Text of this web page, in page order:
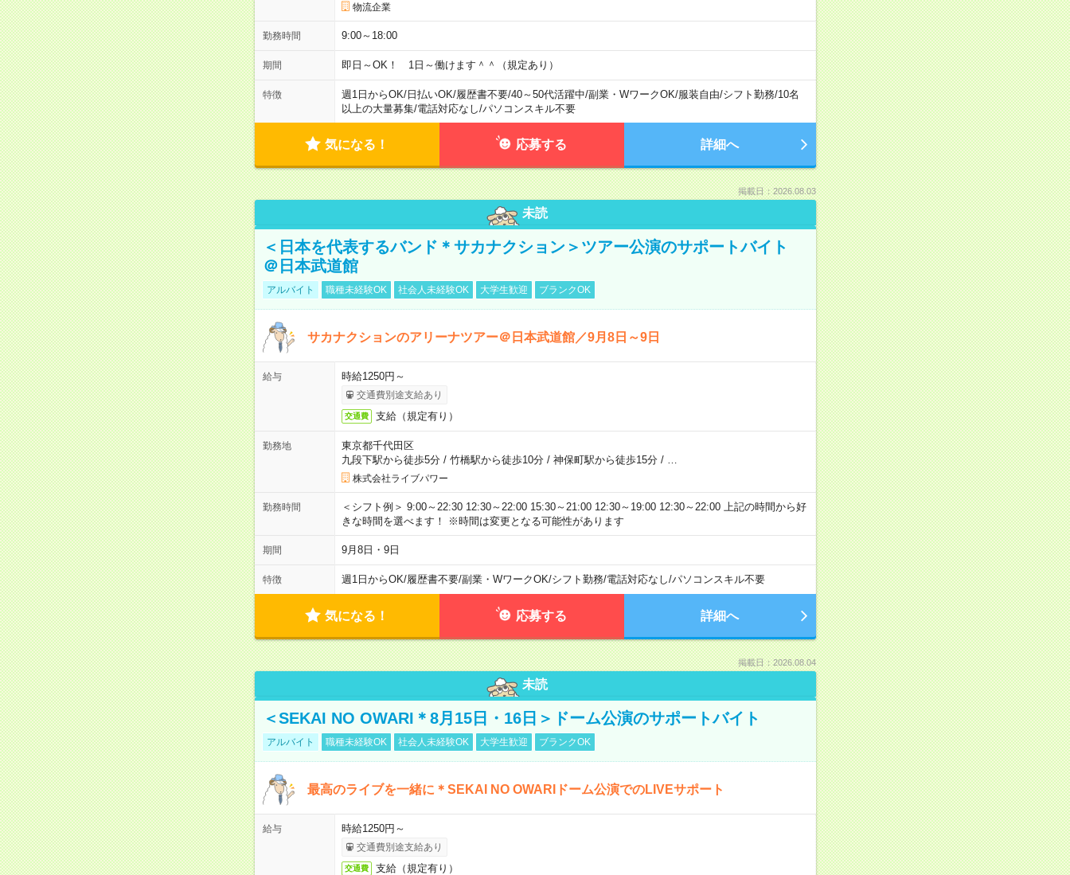
物流企業
勤務時間 9:00～18:00
期間 即日～OK！ 1日～働けます＾＾（規定あり）
特徴 週1日からOK/日払いOK/履歴書不要/40～50代活躍中/副業・WワークOK/服装自由/シフト勤務/10名
以上の大量募集/電話対応なし/パソコンスキル不要
気になる！ 応募する 詳細へ
掲載日：2026.08.03
未読
＜日本を代表するバンド＊サカナクション＞ツアー公演のサポートバイト
＠日本武道館
アルバイト 職種未経験OK 社会人未経験OK 大学生歓迎 ブランクOK
サカナクションのアリーナツアー＠日本武道館／9月8日～9日
給与 時給1250円～
交通費別途支給あり
交通費 支給（規定有り）
勤務地
東京都千代田区
九段下駅から徒歩5分/ 竹橋駅から徒歩10分/ 神保町駅から徒歩15分/
株式会社ライブパワー
勤務時間
＜シフト例＞ 9:00～22:30 12:30～22:00 15:30～21:00 12:30～19:00 12:30～22:00 上記の時間から好
きな時間を選べます！ ※時間は変更となる可能性があります
期間 9月8日・9日
特徴 週1日からOK/履歴書不要/副業・WワークOK/シフト勤務/電話対応なし/パソコンスキル不要
気になる！ 応募する 詳細へ
掲載日：2026.08.04
未読
＜SEKAI NO OWARI＊8月15日・16日＞ドーム公演のサポートバイト
アルバイト 職種未経験OK 社会人未経験OK 大学生歓迎 ブランクOK
最高のライブを一緒に＊SEKAI NO OWARIドーム公演でのLIVEサポート
給与 時給1250円～
交通費別途支給あり
交通費 支給（規定有り）